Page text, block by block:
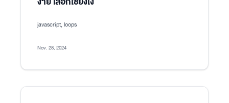
javascript, loops
Nov. 28, 2024